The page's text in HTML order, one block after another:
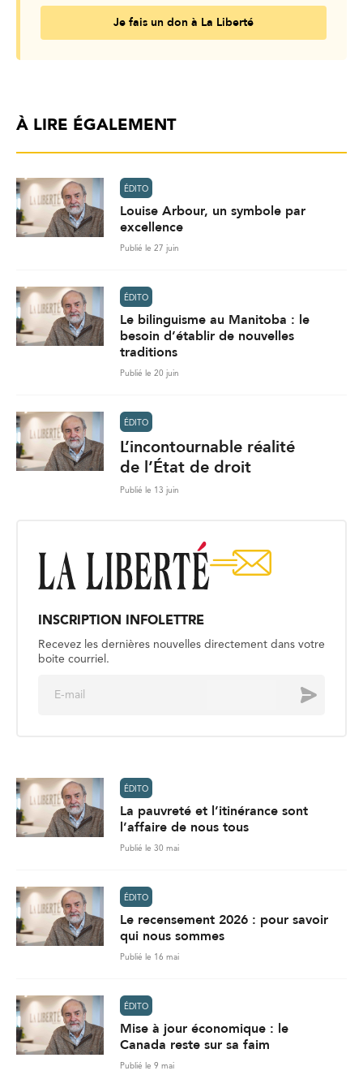
Je fais un don à La Liberté
À LIRE ÉGALEMENT
ÉDITO
Louise Arbour, un symbole par
excellence
Publié le 27 juin
ÉDITO
Le bilinguisme au Manitoba : le
besoin d’établir de nouvelles
traditions
Publié le 20 juin
ÉDITO
L’incontournable réalité
de l’État de droit
Publié le 13 juin
INSCRIPTION INFOLETTRE
Recevez les dernières nouvelles directement dans votre
boite courriel.
Envoyer
ÉDITO
La pauvreté et l’itinérance sont
l’affaire de nous tous
Publié le 30 mai
ÉDITO
Le recensement 2026 : pour savoir
qui nous sommes
Publié le 16 mai
ÉDITO
Mise à jour économique : le
Canada reste sur sa faim
Publié le 9 mai